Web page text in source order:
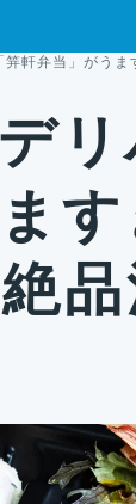
軒弁当」がうま
品